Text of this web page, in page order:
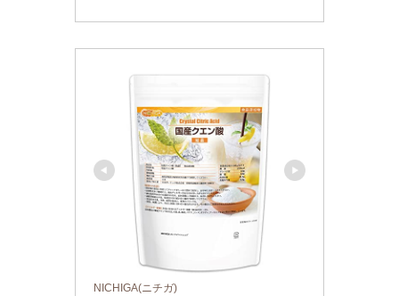
NICHIGA(ニチガ)